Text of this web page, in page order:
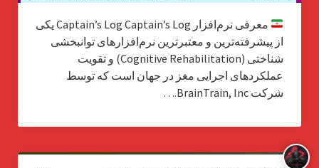
معرفی نرم‌افزار Captain’s Log Captain’s Log یکی
از پیشرفته‌ترین و معتبرترین نرم‌افزارهای توانبخشی
شناختی (Cognitive Rehabilitation) و تقویت
عملکردهای اجرایی مغز در جهان است که توسط
شرکت BrainTrain, Inc.…